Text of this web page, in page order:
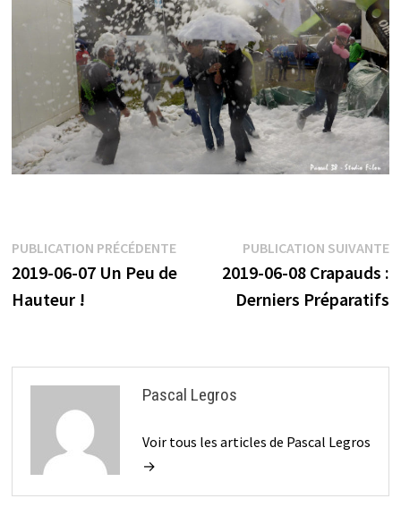
Navigation
de
PUBLICATION PRÉCÉDENTEPublication
précédente :
2019-06-07 Un Peu de
Hauteur !
PUBLICATION SUIVANTE
2019-06-08 Crapauds :
Derniers Préparatifs
Pascal Legros
Voir tous les articles de Pascal Legros
→